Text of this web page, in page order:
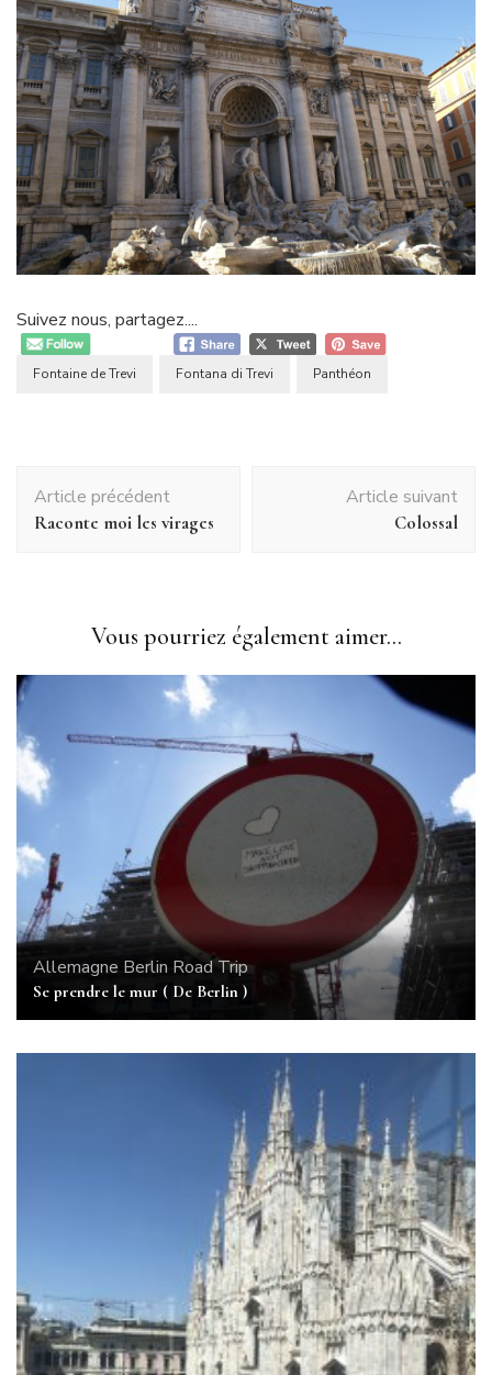
Suivez nous, partagez....
Fontaine de Trevi Fontana di Trevi Panthéon
d'article
Article précédent
Raconte moi les virages
Article suivant
Colossal
Vous pourriez également aimer...
Allemagne Berlin Road Trip
Se prendre le mur ( De Berlin )